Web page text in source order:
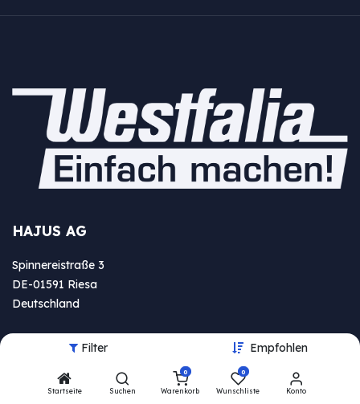
Filter Empfohlen
Startseite Suchen
0
Warenkorb
0
Wunschliste Konto
HAJUS AG
Spinnereistraße 3
DE-01591 Riesa
Deutschland
info@westfa​lia.de